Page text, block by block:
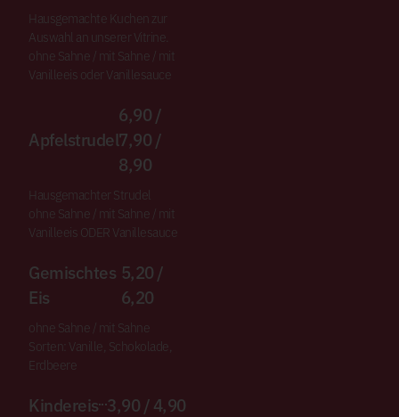
Hausgemachte Kuchen zur
Auswahl an unserer Vitrine.
ohne Sahne / mit Sahne / mit
Vanilleeis oder Vanillesauce
Apfelstrudel
6,90 /
7,90 /
8,90
Hausgemachter Strudel
ohne Sahne / mit Sahne / mit
Vanilleeis ODER Vanillesauce
Gemischtes
Eis
5,20 /
6,20
ohne Sahne / mit Sahne
Sorten: Vanille, Schokolade,
Erdbeere
Kindereis 3,90 / 4,90